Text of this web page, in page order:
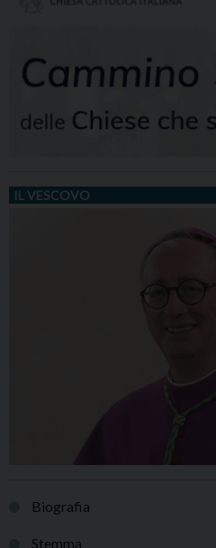
IL VESCOVO
Biografia
Stemma